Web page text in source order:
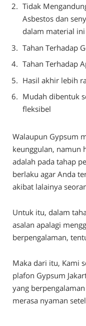
Tidak
Asbestos dan
dalam material
Tahan Terhadap
Tahan Terhadap
Hasil akhir lebih
Mudah dibentuk
fleksibel
Walaupun Gypsum
keunggulan, namun
adalah pada tahap
berlaku agar Anda
akibat lalainya
Untuk itu, dalam
asalan apalagi
berpengalaman,
Maka dari itu, Kami
plafon Gypsum
yang
merasa nyaman